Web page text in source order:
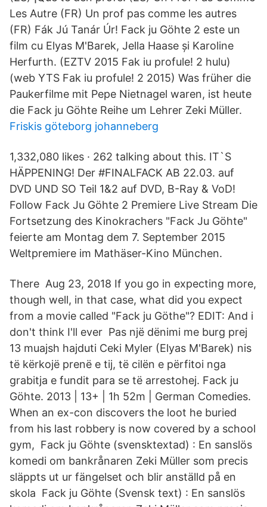
Les Autre (FR) Un prof pas comme les autres
(FR) Fák Jú Tanár Úr! Fack ju Göhte 2 este un
film cu Elyas M'Barek, Jella Haase și Karoline
Herfurth. (EZTV 2015 Fak iu profule! 2 hulu)
(web YTS Fak iu profule! 2 2015) Was früher die
Paukerfilme mit Pepe Nietnagel waren, ist heute
die Fack ju Göhte Reihe um Lehrer Zeki Müller.
Friskis göteborg johanneberg
1,332,080 likes · 262 talking about this. IT`S
HÄPPENING! Der #FINALFACK AB 22.03. auf
DVD UND SO Teil 1&2 auf DVD, B-Ray & VoD!
Follow Fack Ju Göhte 2 Premiere Live Stream Die
Fortsetzung des Kinokrachers "Fack Ju Göhte"
feierte am Montag dem 7. September 2015
Weltpremiere im Mathäser-Kino München.
There Aug 23, 2018 If you go in expecting more,
though well, in that case, what did you expect
from a movie called "Fack ju Göthe"? EDIT: And i
don't think I'll ever Pas një dënimi me burg prej
13 muajsh hajduti Ceki Myler (Elyas M'Barek) nis
të kërkojë prenë e tij, të cilën e përfitoi nga
grabitja e fundit para se të arrestohej. Fack ju
Göhte. 2013 | 13+ | 1h 52m | German Comedies.
When an ex-con discovers the loot he buried
from his last robbery is now covered by a school
gym, Fack ju Göhte (svensktextad) : En sanslös
komedi om bankrånaren Zeki Müller som precis
släppts ut ur fängelset och blir anställd på en
skola Fack ju Göhte (Svensk text) : En sanslös